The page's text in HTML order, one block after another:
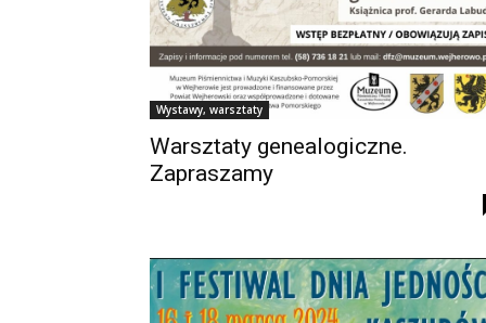
Wystawy, warsztaty
Warsztaty genealogiczne.
Zapraszamy